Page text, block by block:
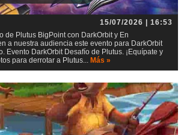
15/07/2026 | 16:53
de Plutus BigPoint con DarkOrbit y En
a nuestra audiencia este evento para DarkOrbit
Evento DarkOrbit Desafío de Plutus. ¡Equípate y
para derrotar a Plutus... Más »